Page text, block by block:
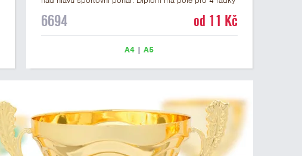
máme ve formátu A4 a A5. Tento univerzální diplom je
diplom s univerzálním motivem vítězů s pohárem má
6694 od 11 Kč
A4 |A5